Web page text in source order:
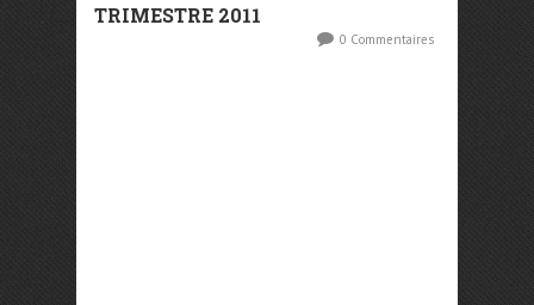
TRIMESTRE 2011
0 Commentaires